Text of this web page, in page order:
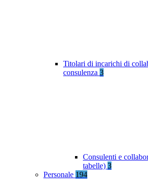
Titolari di incarichi di
consulenza 3
Consulenti e
tabelle) 3
Personale 194